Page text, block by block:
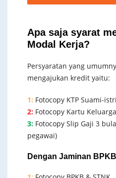
Apa saja syarat
Modal Kerja?
Persyaratan yang
mengajukan kredit yaitu:
1: Fotocopy KTP Suami-
2: Fotocopy Kartu Keluarga
3: Fotocopy Slip Gaji 3
pegawai)
Dengan Jaminan